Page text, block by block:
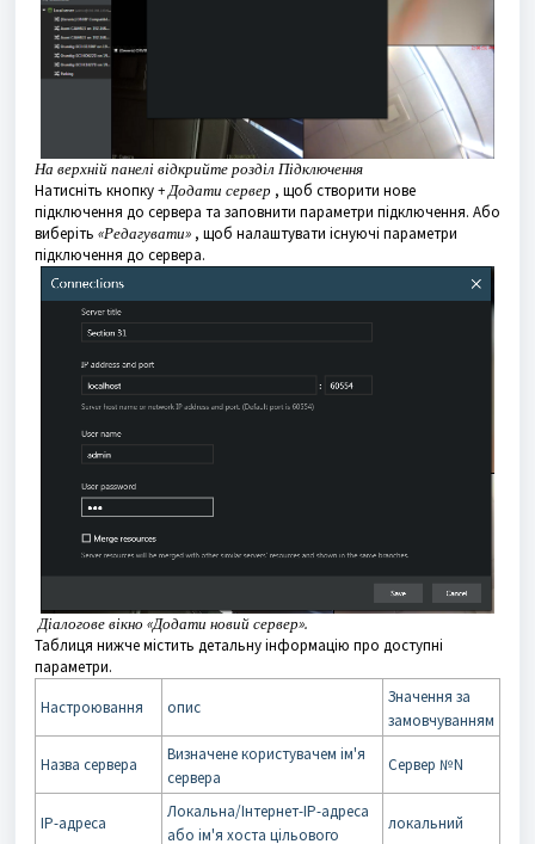
На верхній панелівідкрийте розділПідключення
Натисніть кнопку+ Додати сервер , щоб створити нове
підключення до сервера та заповнити параметри підключення. Або
виберіть «Редагувати» , щоб налаштувати існуючі параметри
підключення до сервера.
Діалогове вікно «Додати новий сервер».
Таблиця нижче містить детальну інформацію про доступні
параметри.
Настроювання
опис
Значення за
замовчуванням
Назва сервера
Визначене користувачем ім'я
сервера
Сервер №N
IP-адреса
Локальна/Інтернет-IP-адреса
або ім'я хоста цільового
локальний